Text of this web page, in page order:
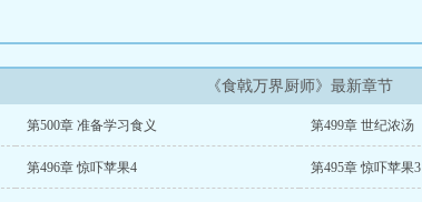
《食戟万界厨师》最新章节
第500章 准备学习食义 第499章 世纪浓汤
第496章 惊吓苹果4 第495章 惊吓苹果3